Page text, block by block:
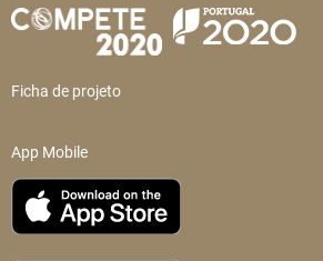
Ficha de projeto
App Mobile